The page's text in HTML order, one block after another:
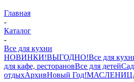
Главная
-
Каталог
-
Все для кухни
НОВИНКИ!ВЫГОДНО!Все для
для кафе, ресторановВсе для детей
отдыхАрхивНовый Год!